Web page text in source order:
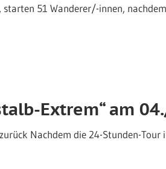
51 Wanderer/-innen,
Extrem“ am
Nachdem die 24-Stunden-